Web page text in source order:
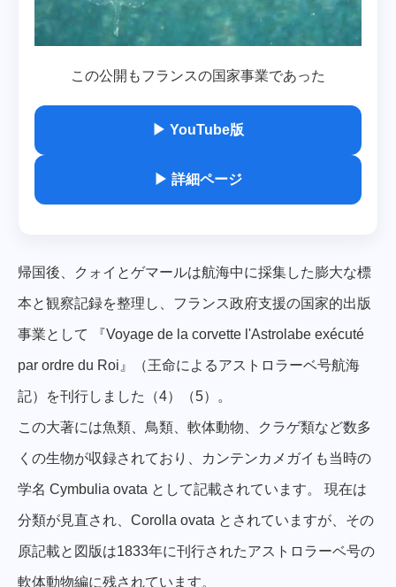
この公開もフランスの国家事業であった
▶ YouTube版
▶ 詳細ページ
帰国後、クォイとゲマールは航海中に採集した膨大な標
本と観察記録を整理し、フランス政府支援の国家的出版
事業として 『Voyage de la corvette l'Astrolabe exécuté
par ordre du Roi』（王命によるアストロラーベ号航海
記）を刊行しました（4）（5）。
この大著には魚類、鳥類、軟体動物、クラゲ類など数多
くの生物が収録されており、カンテンカメガイも当時の
学名 Cymbulia ovata として記載されています。 現在は
分類が見直され、Corolla ovata とされていますが、その
原記載と図版は1833年に刊行されたアストロラーベ号の
軟体動物編に残されています。